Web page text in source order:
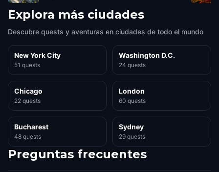
Explora más ciudades
Descubre quests y aventuras en ciudades de todo el mundo
New York City
51 quests
Washington D.C.
24 quests
Chicago
22 quests
London
60 quests
Bucharest
48 quests
Sydney
29 quests
Preguntas frecuentes